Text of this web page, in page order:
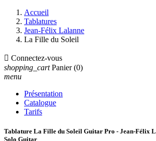
Accueil
Tablatures
Jean-Félix Lalanne
La Fille du Soleil
 Connectez-vous
shopping_cart Panier (0)
menu
Présentation
Catalogue
Tarifs
Tablature La Fille du Soleil Guitar Pro - Jean-Félix
Solo Guitar